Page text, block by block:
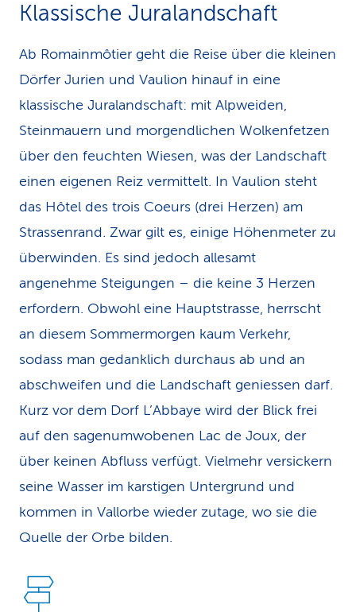
Klassische Juralandschaft
Ab Romainmôtier geht die Reise über die kleinen
Dörfer Jurien und Vaulion hinauf in eine
klassische Juralandschaft: mit Alpweiden,
Steinmauern und morgendlichen Wolkenfetzen
über den feuchten Wiesen, was der Landschaft
einen eigenen Reiz vermittelt. In Vaulion steht
das Hôtel des trois Coeurs (drei Herzen) am
Strassenrand. Zwar gilt es, einige Höhenmeter zu
überwinden. Es sind jedoch allesamt
angenehme Steigungen – die keine 3 Herzen
erfordern. Obwohl eine Hauptstrasse, herrscht
an diesem Sommermorgen kaum Verkehr,
sodass man gedanklich durchaus ab und an
abschweifen und die Landschaft geniessen darf.
Kurz vor dem Dorf L’Abbaye wird der Blick frei
auf den sagenum­wobenen Lac de Joux, der
über keinen Abfluss verfügt. Vielmehr ver­sickern
seine Wasser im karstigen Unter­grund und
kommen in Vallorbe wieder zutage, wo sie die
Quelle der Orbe bilden.